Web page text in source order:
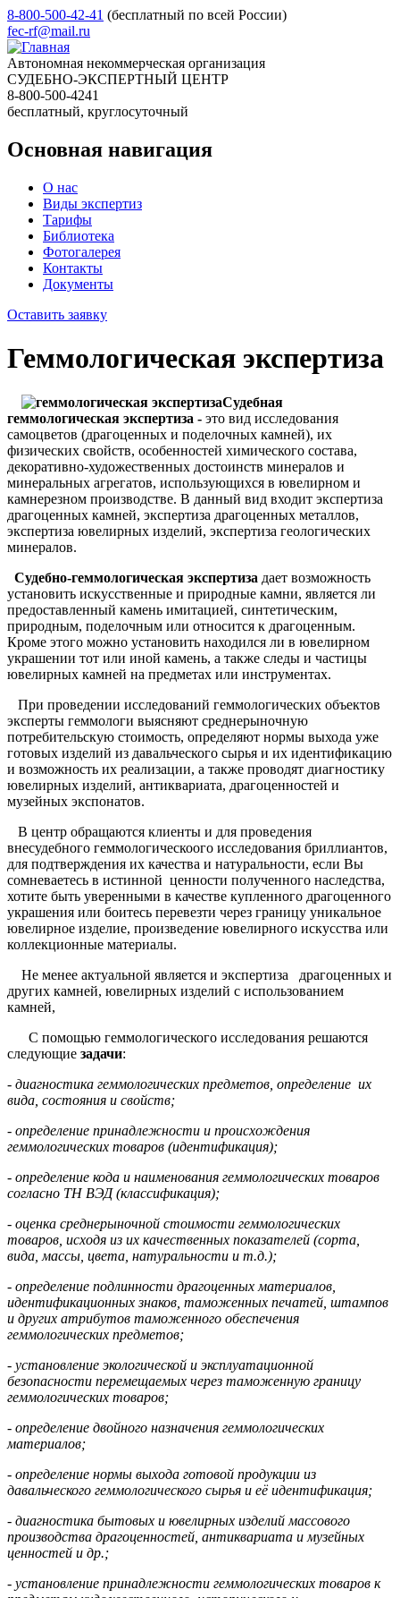
8-800-500-42-41 (бесплатный по всей России)
fec-rf@mail.ru
Автономная некоммерческая организация
СУДЕБНО-ЭКСПЕРТНЫЙ ЦЕНТР
8-800-500-4241
бесплатный, круглосуточный
Основная навигация
О нас
Виды экспертиз
Тарифы
Библиотека
Фотогалерея
Контакты
Документы
Оставить заявку
Геммологическая экспертиза
Судебная
геммологическая экспертиза - это вид исследования
самоцветов (драгоценных и поделочных камней), их
физических свойств, особенностей химического состава,
декоративно-художественных достоинств минералов и
минеральных агрегатов, использующихся в ювелирном и
камнерезном производстве. В данный вид входит экспертиза
драгоценных камней, экспертиза драгоценных металлов,
экспертиза ювелирных изделий, экспертиза геологических
минералов.
Судебно-геммологическая экспертиза дает возможность
установить искусственные и природные камни, является ли
предоставленный камень имитацией, синтетическим,
природным, поделочным или относится к драгоценным.
Кроме этого можно установить находился ли в ювелирном
украшении тот или иной камень, а также следы и частицы
ювелирных камней на предметах или инструментах.
При проведении исследований геммологических объектов
эксперты геммологи выясняют среднерыночную
потребительскую стоимость, определяют нормы выхода уже
готовых изделий из давальческого сырья и их идентификацию
и возможность их реализации, а также проводят диагностику
ювелирных изделий, антиквариата, драгоценностей и
музейных экспонатов.
В центр обращаются клиенты и для проведения
внесудебного геммологическоого исследования бриллиантов,
для подтверждения их качества и натуральности, если Вы
сомневаетесь в истинной ценности полученного наследства,
хотите быть уверенными в качестве купленного драгоценного
украшения или боитесь перевезти через границу уникальное
ювелирное изделие, произведение ювелирного искусства или
коллекционные материалы.
Не менее актуальной является и экспертиза драгоценных и
других камней, ювелирных изделий с использованием
камней,
С помощью геммологического исследования решаются
следующие задачи:
- диагностика геммологических предметов, определение их
вида, состояния и свойств;
- определение принадлежности и происхождения
геммологических товаров (идентификация);
- определение кода и наименования геммологических товаров
согласно ТН ВЭД (классификация);
- оценка среднерыночной стоимости геммологических
товаров, исходя из их качественных показателей (сорта,
вида, массы, цвета, натуральности и т.д.);
- определение подлинности драгоценных материалов,
идентификационных знаков, таможенных печатей, штампов
и других атрибутов таможенного обеспечения
геммологических предметов;
- установление экологической и эксплуатационной
безопасности перемещаемых через таможенную границу
геммологических товаров;
- определение двойного назначения геммологических
материалов;
- определение нормы выхода готовой продукции из
давальческого геммологического сырья и её идентификация;
- диагностика бытовых и ювелирных изделий массового
производства драгоценностей, антиквариата и музейных
ценностей и др.;
- установление принадлежности геммологических товаров к